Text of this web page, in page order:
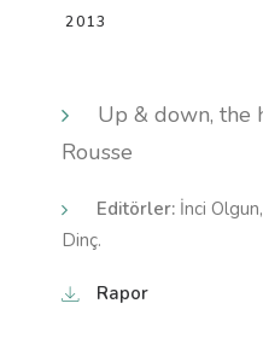
2013
Up & down, the
Rousse
Editörler:İnci
Dinç.
Rapor